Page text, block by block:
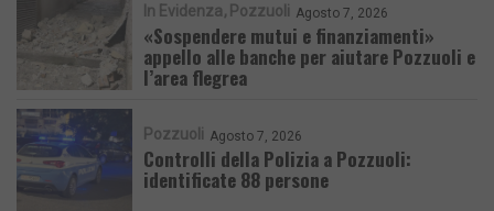
In Evidenza Pozzuoli Agosto 7, 2026
«Sospendere mutui e finanziamenti»
appello alle banche per aiutare Pozzuoli e
l’area flegrea
Pozzuoli Agosto 7, 2026
Controlli della Polizia a Pozzuoli:
identificate 88 persone